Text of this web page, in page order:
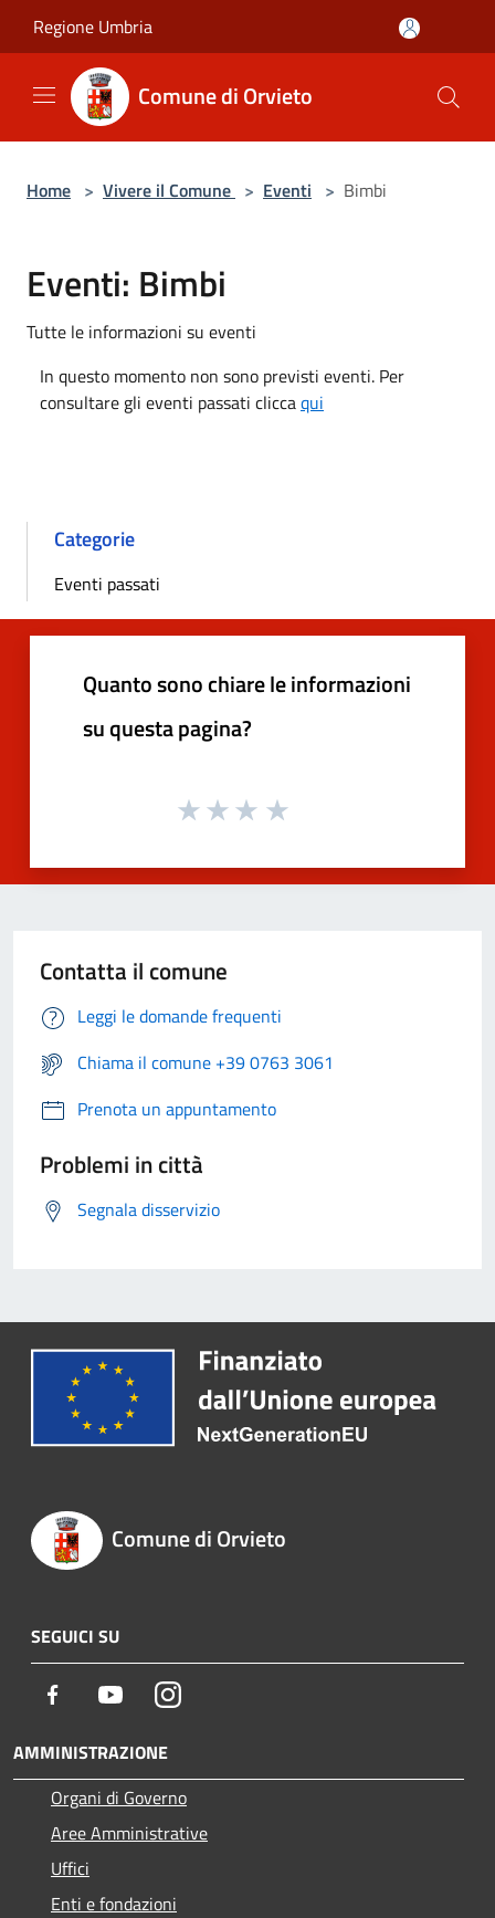
Regione Umbria
Comune di Orvieto
Home > Vivere il Comune > Eventi > Bimbi
Eventi: Bimbi
Tutte le informazioni su eventi
In questo momento non sono previsti eventi. Per
consultare gli eventi passati cliccaqui
Categorie
Eventi passati
Quanto sono chiare le informazioni
su questa pagina?
Contatta il comune
Leggi le domande frequenti
Chiama il comune +39 0763 3061
Prenota un appuntamento
Problemi in città
Segnala disservizio
Comune di Orvieto
SEGUICI SU
Facebook YoutubeInstagram
AMMINISTRAZIONE
Organi di Governo
Aree Amministrative
Uffici
Enti e fondazioni